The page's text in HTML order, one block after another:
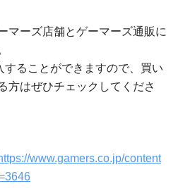
マーズ店舗とゲーマーズ通販に
ることができますので、買い
方はぜひチェックしてくださ
www.gamers.co.jp/content